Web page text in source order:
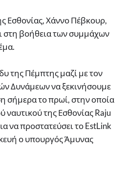
Εσθονίας, Χάννο Πέβκουρ,
στη βοήθεια των συμμάχων
της Πέμπτης μαζί με τον
Δυνάμεων να ξεκινήσουμε
σήμερα το πρωί, στην οποία
ναυτικού της Εσθονίας Raju
να προστατεύσει το EstLink
ο υπουργός Άμυνας